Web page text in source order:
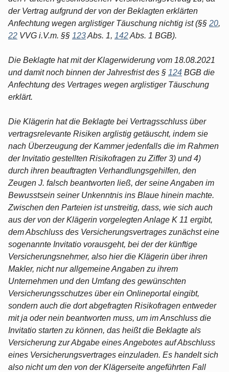
der Vertrag aufgrund der von der Beklagten erklärten
Anfechtung wegen arglistiger Täuschung nichtig ist (§§ 20,
22 VVG i.V.m. §§ 123Abs. 1, 142Abs. 1 BGB).
Die Beklagte hat mit der Klagerwiderung vom 18.08.2021
und damit noch binnen der Jahresfrist des § 124 BGB die
Anfechtung des Vertrages wegen arglistiger Täuschung
erklärt.
Die Klägerin hat die Beklagte bei Vertragsschluss über
vertragsrelevante Risiken arglistig getäuscht, indem sie
nach Überzeugung der Kammer jedenfalls die im Rahmen
der Invitatio gestellten Risikofragen zu Ziffer 3) und 4)
durch ihren beauftragten Verhandlungsgehilfen, den
Zeugen J. falsch beantworten ließ, der seine Angaben im
Bewusstsein seiner Unkenntnis ins Blaue hinein machte.
Zwischen den Parteien ist unstreitig, dass, wie sich auch
aus der von der Klägerin vorgelegten Anlage K 11 ergibt,
dem Abschluss des Versicherungsvertrages zunächst eine
sogenannte Invitatio vorausgeht, bei der der künftige
Versicherungsnehmer, also hier die Klägerin über ihren
Makler, nicht nur allgemeine Angaben zu ihrem
Unternehmen und den Umfang des gewünschten
Versicherungsschutzes über ein Onlineportal eingibt,
sondern auch die dort abgefragten Risikofragen entweder
mit ja oder nein beantworten muss, um im Anschluss die
Invitatio starten zu können, das heißt die Beklagte als
Versicherung zur Abgabe eines Angebotes auf Abschluss
eines Versicherungsvertrages einzuladen. Es handelt sich
also nicht um den von der Klägerseite angeführten Fall